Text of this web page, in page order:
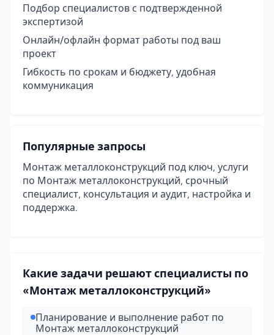
Подбор специалистов с подтвержденной
экспертизой
Онлайн/офлайн формат работы под ваш
проект
Гибкость по срокам и бюджету, удобная
коммуникация
Популярные запросы
Монтаж металлоконструкций под ключ, услуги
по Монтаж металлоконструкций, срочный
специалист, консультация и аудит, настройка и
поддержка.
Какие задачи решают специалисты по
«Монтаж металлоконструкций»
Планирование и выполнение работ по
Монтаж металлоконструкций